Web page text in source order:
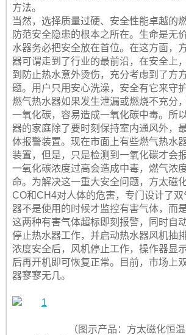
方法。
当然，选择质量过硬、安全性能卓越的
防范安全隐患的根本之所在。生命是无
水器务必把安全放在首位。在这方面，
器可谓走到了行业的最前沿，在安全上
到防止热水意外烫伤，充分考虑到了方
题。用户只用安心洗澡，安全有它来守护
燃气热水器如果发生泄漏或燃烧不充分
一氧化碳，容易造成一氧化碳中毒。所
器的家庭除了要时刻保持室内通风外，
体报警装置。现在市面上有些燃气热水
装置，但是，只是检测到一氧化碳才会
一氧化碳浓度过高会造成中毒，燃气浓
命。为解决这一重大安全问题，方太磁
CO和CH4对人体的危害，专门设计了
器不是使用的时候才监控有害气体，而
这两种有害气体超标即刻报警，同时自
停止热水器工作，并启动热水器风机抽
浓度安全后，风机停止工作，操作器显
后再开机即可恢复正常。目前，市场上
器寥寥无几。
（图示产品：方太磁化恒温